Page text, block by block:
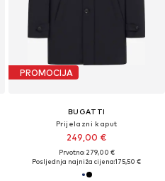
PROMOCIJA
BUGATTI
Prijelazni kaput
249,00 €
Prvotno: 279,00 €
Posljednja najniža cijena:175,50 €